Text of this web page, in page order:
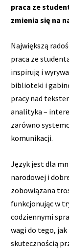
praca ze
zmienia się na
Największą
praca ze
inspirują i
biblioteki i
pracy nad
analityka –
zarówno
komunikacji.
Język jest dla
narodowej i
zobowiązana
funkcjonując w
codziennymi
wagi do tego, jak
skutecznością